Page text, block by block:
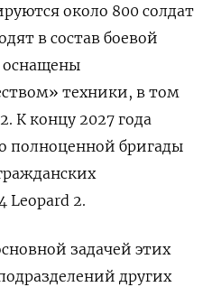
около 800 солдат
в состав боевой
техники, в том
К концу 2027 года
полноценной бригады
Leopard 2.
задачей этих
других